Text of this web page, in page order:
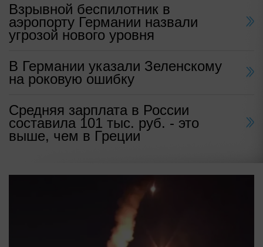
Взрывной беспилотник в
аэропорту Германии назвали
угрозой нового уровня
В Германии указали Зеленскому
на роковую ошибку
Средняя зарплата в России
составила 101 тыс. руб. - это
выше, чем в Греции